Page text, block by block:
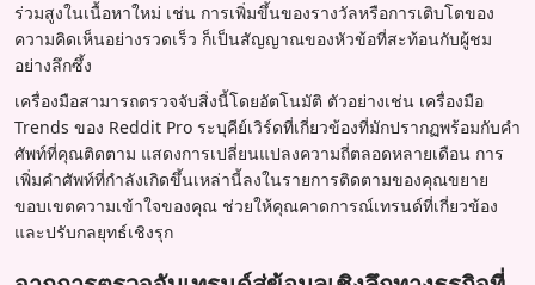
ร่วมสูงในเนื้อหาใหม่ เช่น การเพิ่มขึ้นของรางวัลหรือการเติบโตของ
ความคิดเห็นอย่างรวดเร็ว ก็เป็นสัญญาณของหัวข้อที่สะท้อนกับผู้ชม
อย่างลึกซึ้ง
เครื่องมือสามารถตรวจจับสิ่งนี้โดยอัตโนมัติ ตัวอย่างเช่น เครื่องมือ
Trends ของ Reddit Pro ระบุคีย์เวิร์ดที่เกี่ยวข้องที่มักปรากฏพร้อมกับคำ
ศัพท์ที่คุณติดตาม แสดงการเปลี่ยนแปลงความถี่ตลอดหลายเดือน การ
เพิ่มคำศัพท์ที่กำลังเกิดขึ้นเหล่านี้ลงในรายการติดตามของคุณขยาย
ขอบเขตความเข้าใจของคุณ ช่วยให้คุณคาดการณ์เทรนด์ที่เกี่ยวข้อง
และปรับกลยุทธ์เชิงรุก